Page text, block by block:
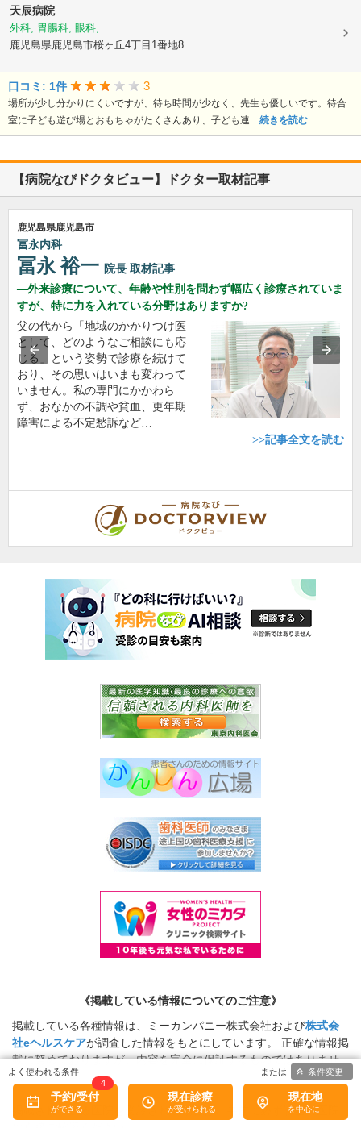
天辰病院
外科, 胃腸科, 眼科, ...
鹿児島県鹿児島市桜ヶ丘4丁目1番地8
口コミ: 1件 3
場所が少し分かりにくいですが、待ち時間が少なく、先生も優しいです。待合
室に子ども遊び場とおもちゃがたくさんあり、子ども連... 続きを読む
【病院なびドクタビュー】ドクター取材記事
鹿児島県鹿児島市
冨永内科
冨永 裕一 院長 取材記事
外来診療について、年齢や性別を問わず幅広く診療されていま
すが、特に力を入れている分野はありますか?
父の代から「地域のかかりつけ医
として、どのようなご相談にも応
じる」という姿勢で診療を続けて
おり、その思いはいまも変わって
いません。私の専門にかかわら
ず、おなかの不調や貧血、更年期
障害による不定愁訴など…
>>記事全文を読む
《掲載している情報についてのご注意》
掲載している各種情報は、ミーカンパニー株式会社および株式会
社eヘルスケアが調査した情報をもとにしています。 正確な情報掲
載に努めておりますが、内容を完全に保証するものではありませ
ん。
掲載されている医院を受診される場合は、事前に必ず該当の医院
予約/受付
4
現在診療 現在地
条件変更